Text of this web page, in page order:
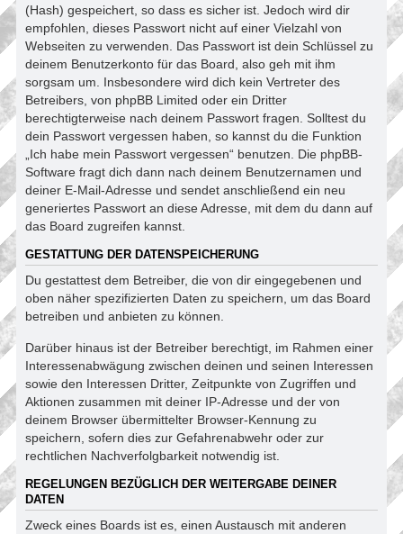
(Hash) gespeichert, so dass es sicher ist. Jedoch wird dir
empfohlen, dieses Passwort nicht auf einer Vielzahl von
Webseiten zu verwenden. Das Passwort ist dein Schlüssel zu
deinem Benutzerkonto für das Board, also geh mit ihm
sorgsam um. Insbesondere wird dich kein Vertreter des
Betreibers, von phpBB Limited oder ein Dritter
berechtigterweise nach deinem Passwort fragen. Solltest du
dein Passwort vergessen haben, so kannst du die Funktion
„Ich habe mein Passwort vergessen“ benutzen. Die phpBB-
Software fragt dich dann nach deinem Benutzernamen und
deiner E-Mail-Adresse und sendet anschließend ein neu
generiertes Passwort an diese Adresse, mit dem du dann auf
das Board zugreifen kannst.
GESTATTUNG DER DATENSPEICHERUNG
Du gestattest dem Betreiber, die von dir eingegebenen und
oben näher spezifizierten Daten zu speichern, um das Board
betreiben und anbieten zu können.
Darüber hinaus ist der Betreiber berechtigt, im Rahmen einer
Interessenabwägung zwischen deinen und seinen Interessen
sowie den Interessen Dritter, Zeitpunkte von Zugriffen und
Aktionen zusammen mit deiner IP-Adresse und der von
deinem Browser übermittelter Browser-Kennung zu
speichern, sofern dies zur Gefahrenabwehr oder zur
rechtlichen Nachverfolgbarkeit notwendig ist.
REGELUNGEN BEZÜGLICH DER WEITERGABE DEINER
DATEN
Zweck eines Boards ist es, einen Austausch mit anderen